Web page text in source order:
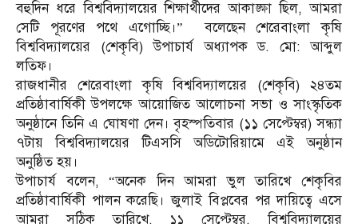
বহুদিন ধরে বিশ্ববিদ্যালয়ের শিক্ষার্থীদের আকাঙ্ক্ষা ছিল, আমরা
সেটি পূরণের পথে এগোচ্ছি।” বলেছেন শেরেবাংলা কৃষি
বিশ্ববিদ্যালয়ের (শেকৃবি) উপাচার্য অধ্যাপক ড. মো: আব্দুল
লতিফ।
রাজধানীর শেরেবাংলা কৃষি বিশ্ববিদ্যালয়ের (শেকৃবি) ২৪তম
প্রতিষ্ঠাবার্ষিকী উপলক্ষে আয়োজিত আলোচনা সভা ও সাংস্কৃতিক
অনুষ্ঠানে তিনি এ ঘোষণা দেন। বৃহস্পতিবার (১১ সেপ্টেম্বর) সন্ধ্যা
৭টায় বিশ্ববিদ্যালয়ের টিএসসি অডিটোরিয়ামে এই অনুষ্ঠান
অনুষ্ঠিত হয়।
উপাচার্য বলেন, “অনেক দিন আমরা ভুল তারিখে শেকৃবির
প্রতিষ্ঠাবার্ষিকী পালন করেছি। জুলাই বিপ্লবের পর দায়িত্বে এসে
আমরা সঠিক তারিখে, ১১ সেপ্টেম্বর, বিশ্ববিদ্যালয়ের